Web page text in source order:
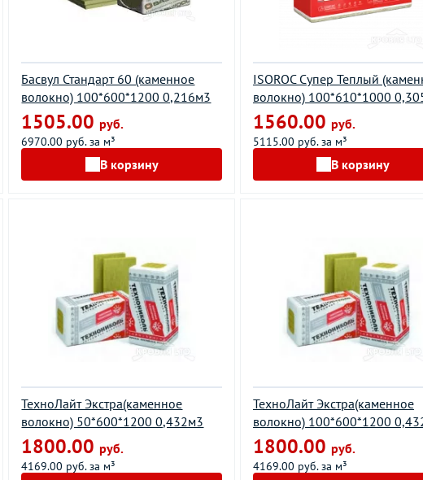
Басвул Стандарт 60 (каменное
волокно) 100*600*1200 0,216м3
1505.00руб.
6970.00 руб. за м³
В корзину
ISOROC Супер Теплый
волокно) 100*610*1000
1560.00 руб.
5115.00 руб. за м³
В корзину
ТехноЛайт Экстра(каменное
волокно) 50*600*1200 0,432м3
1800.00руб.
4169.00 руб. за м³
ТехноЛайт Экстра(каменное
волокно) 100*600*1200
1800.00 руб.
4169.00 руб. за м³